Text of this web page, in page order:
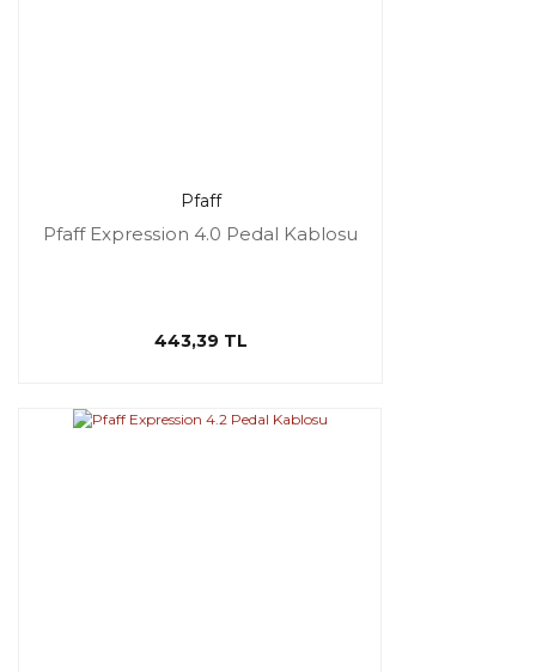
Pfaff
Pfaff Expression 4.0 Pedal Kablosu
443,39 TL